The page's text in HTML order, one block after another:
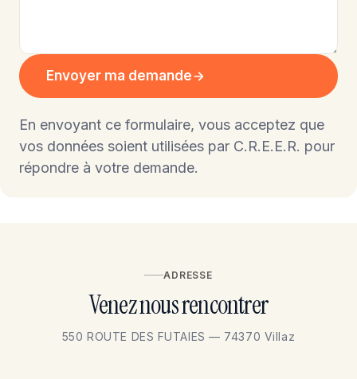
Envoyer ma demande
En envoyant ce formulaire, vous acceptez que
vos données soient utilisées par C.R.E.E.R. pour
répondre à votre demande.
ADRESSE
Venez nous rencontrer
550 ROUTE DES FUTAIES — 74370 Villaz